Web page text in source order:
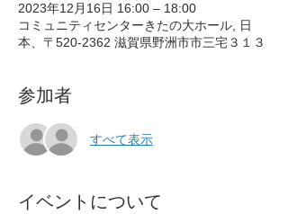
2023年12月16日 16:00 – 18:00
コミュニティセンターきたの大ホール, 日
本、〒520-2362 滋賀県野洲市市三宅３１３
参加者
すべて表示
イベントについて